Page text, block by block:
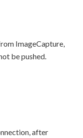
ImageCapture,
be pushed.
after